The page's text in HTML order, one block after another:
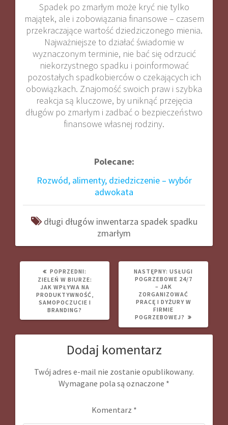
Spadek po zmarłym może kryć nie tylko
majątek, ale i zobowiązania finansowe – czasem
przekraczające wartość dziedziczonego mienia.
Najważniejsze to działać świadomie w
wyznaczonym terminie, nie bać się odrzucić
niekorzystnego spadku i poinformować
pozostałych spadkobierców o czekających ich
obowiązkach. Znajomość swoich praw i szybka
reakcja są kluczowe, by uniknąć przejęcia
długów po zmarłym i zadbać o bezpieczeństwo
finansowe własnej rodziny.
Polecane:
Rozwód, alimenty, dziedziczenie – wybór
adwokata
długi długów inwentarza spadek spadku
zmarłym
POPRZEDNI:
WPIS:
ZIELEŃ W BIURZE:
JAK WPŁYWA NA
PRODUKTYWNOŚĆ,
SAMOPOCZUCIE I
BRANDING?
NASTĘPNY: NASTĘPNY
WPIS:
USŁUGI
POGRZEBOWE 24/7
– JAK
ZORGANIZOWAĆ
PRACĘ I DYŻURY W
FIRMIE
POGRZEBOWEJ?
Dodaj komentarz
Twój adres e-mail nie zostanie opublikowany.
Wymagane pola są oznaczone *
Komentarz *